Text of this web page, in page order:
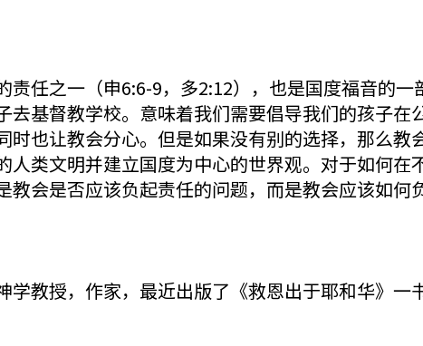
任之一（申6:6-9，多2:12），也是国度福音的一
基督教学校。意味着我们需要倡导我们的孩子在
也让教会分心。但是如果没有别的选择，那么教
类文明并建立国度为中心的世界观。对于如何在
会是否应该负起责任的问题，而是教会应该如何
教授，作家，最近出版了《救恩出于耶和华》一